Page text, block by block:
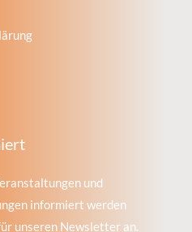
und
informiert werden
unseren Newsletter an.